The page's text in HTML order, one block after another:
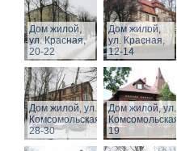
Дом жилой,
ул. Красная,
20-22
Дом жилой,
ул. Красная,
12-14
Дом жилой, ул.
Комсомольская,
28-30
Дом жилой, ул.
Комсомольская,
19